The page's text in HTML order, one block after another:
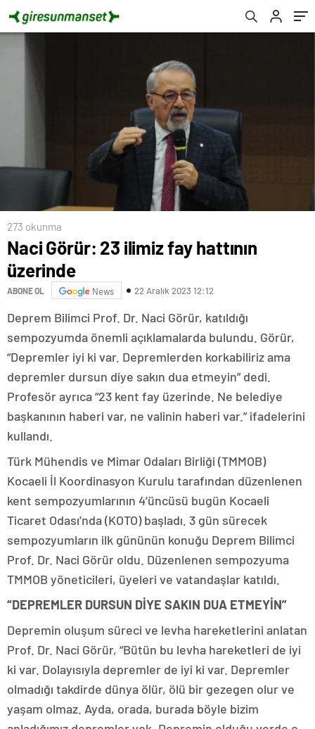
273 okunma
Naci Görür: 23 ilimiz fay hattının
üzerinde
ABONE OL News 22 Aralık 2023 12:12
Deprem Bilimci Prof. Dr. Naci Görür, katıldığı
sempozyumda önemli açıklamalarda bulundu. Görür,
“Depremler iyi ki var. Depremlerden korkabiliriz ama
depremler dursun diye sakın dua etmeyin” dedi.
Profesör ayrıca “23 kent fay üzerinde. Ne belediye
başkanının haberi var, ne valinin haberi var.” ifadelerini
kullandı.
Türk Mühendis ve Mimar Odaları Birliği (TMMOB)
Kocaeli İl Koordinasyon Kurulu tarafından düzenlenen
kent sempozyumlarının 4’üncüsü bugün Kocaeli
Ticaret Odası’nda (KOTO) başladı. 3 gün sürecek
sempozyumların ilk gününün konuğu Deprem Bilimci
Prof. Dr. Naci Görür oldu. Düzenlenen sempozyuma
TMMOB yöneticileri, üyeleri ve vatandaşlar katıldı.
“DEPREMLER DURSUN DİYE SAKIN DUA ETMEYİN”
Depremin oluşum süreci ve levha hareketlerini anlatan
Prof. Dr. Naci Görür, “Bütün bu levha hareketleri de iyi
ki var. Dolayısıyla depremler de iyi ki var. Depremler
olmadığı takdirde dünya ölür, ölü bir gezegen olur ve
yaşam olmaz. Ayda, orada, burada böyle bizim